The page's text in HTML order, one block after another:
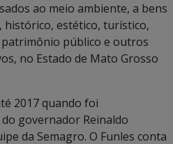
ao meio ambiente, a bens
estético, turístico,
público e outros
no Estado de Mato Grosso
2017 quando foi
governador Reinaldo
da Semagro. O Funles conta